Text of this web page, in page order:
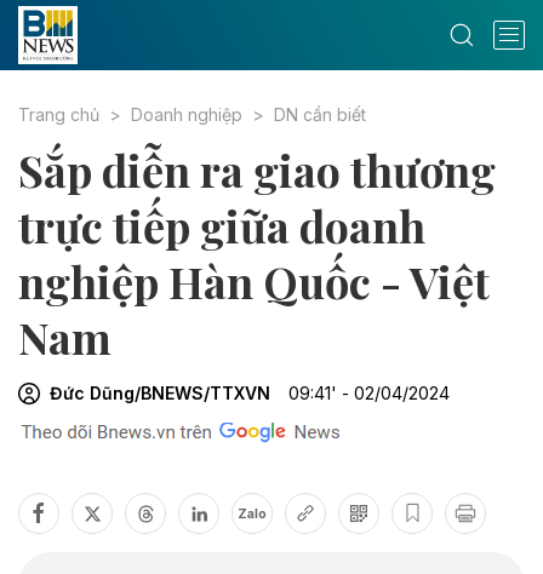
Trang chủ Doanh nghiệp DN cần biết
Sắp diễn ra giao thương
trực tiếp giữa doanh
nghiệp Hàn Quốc - Việt
Nam
Đức Dũng/BNEWS/TTXVN 09:41' - 02/04/2024
Zalo